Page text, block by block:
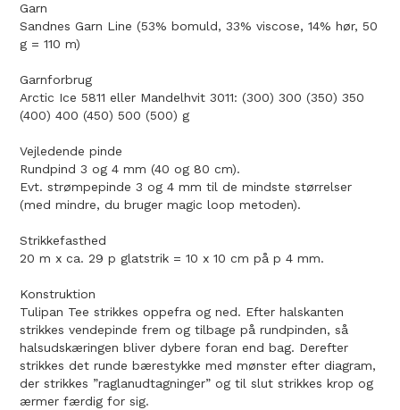
Garn
Sandnes Garn Line (53% bomuld, 33% viscose, 14% hør, 50
g = 110 m)
Garnforbrug
Arctic Ice 5811 eller Mandelhvit 3011: (300) 300 (350) 350
(400) 400 (450) 500 (500) g
Vejledende pinde
Rundpind 3 og 4 mm (40 og 80 cm).
Evt. strømpepinde 3 og 4 mm til de mindste størrelser
(med mindre, du bruger magic loop metoden).
Strikkefasthed
20 m x ca. 29 p glatstrik = 10 x 10 cm på p 4 mm.
Konstruktion
Tulipan Tee strikkes oppefra og ned. Efter halskanten
strikkes vendepinde frem og tilbage på rundpinden, så
halsudskæringen bliver dybere foran end bag. Derefter
strikkes det runde bærestykke med mønster efter diagram,
der strikkes ”raglanudtagninger” og til slut strikkes krop og
ærmer færdig for sig.